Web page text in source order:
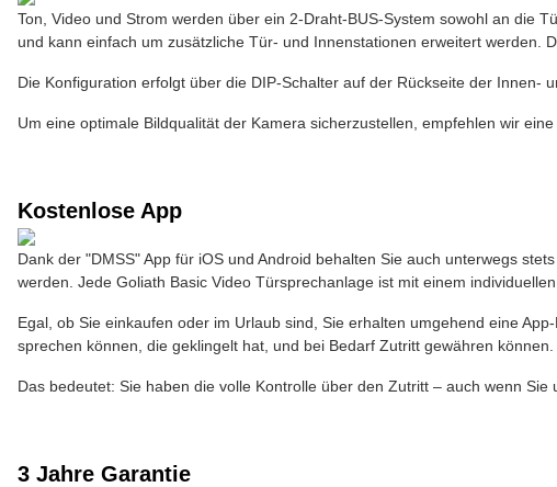
Ton, Video und Strom werden über ein 2-Draht-BUS-System sowohl an die
und kann einfach um zusätzliche Tür- und Innenstationen erweitert werden.
Die Konfiguration erfolgt über die DIP-Schalter auf der Rückseite der Innen-
Um eine optimale Bildqualität der Kamera sicherzustellen, empfehlen wir
Kostenlose App
Dank der "DMSS" App für iOS und Android behalten Sie auch unterwegs
werden. Jede Goliath Basic Video Türsprechanlage ist mit einem
Egal, ob Sie einkaufen oder im Urlaub sind, Sie erhalten umgehend eine
sprechen können, die geklingelt hat, und bei Bedarf Zutritt gewähren können.
Das bedeutet: Sie haben die volle Kontrolle über den Zutritt – auch wenn Sie
3 Jahre Garantie